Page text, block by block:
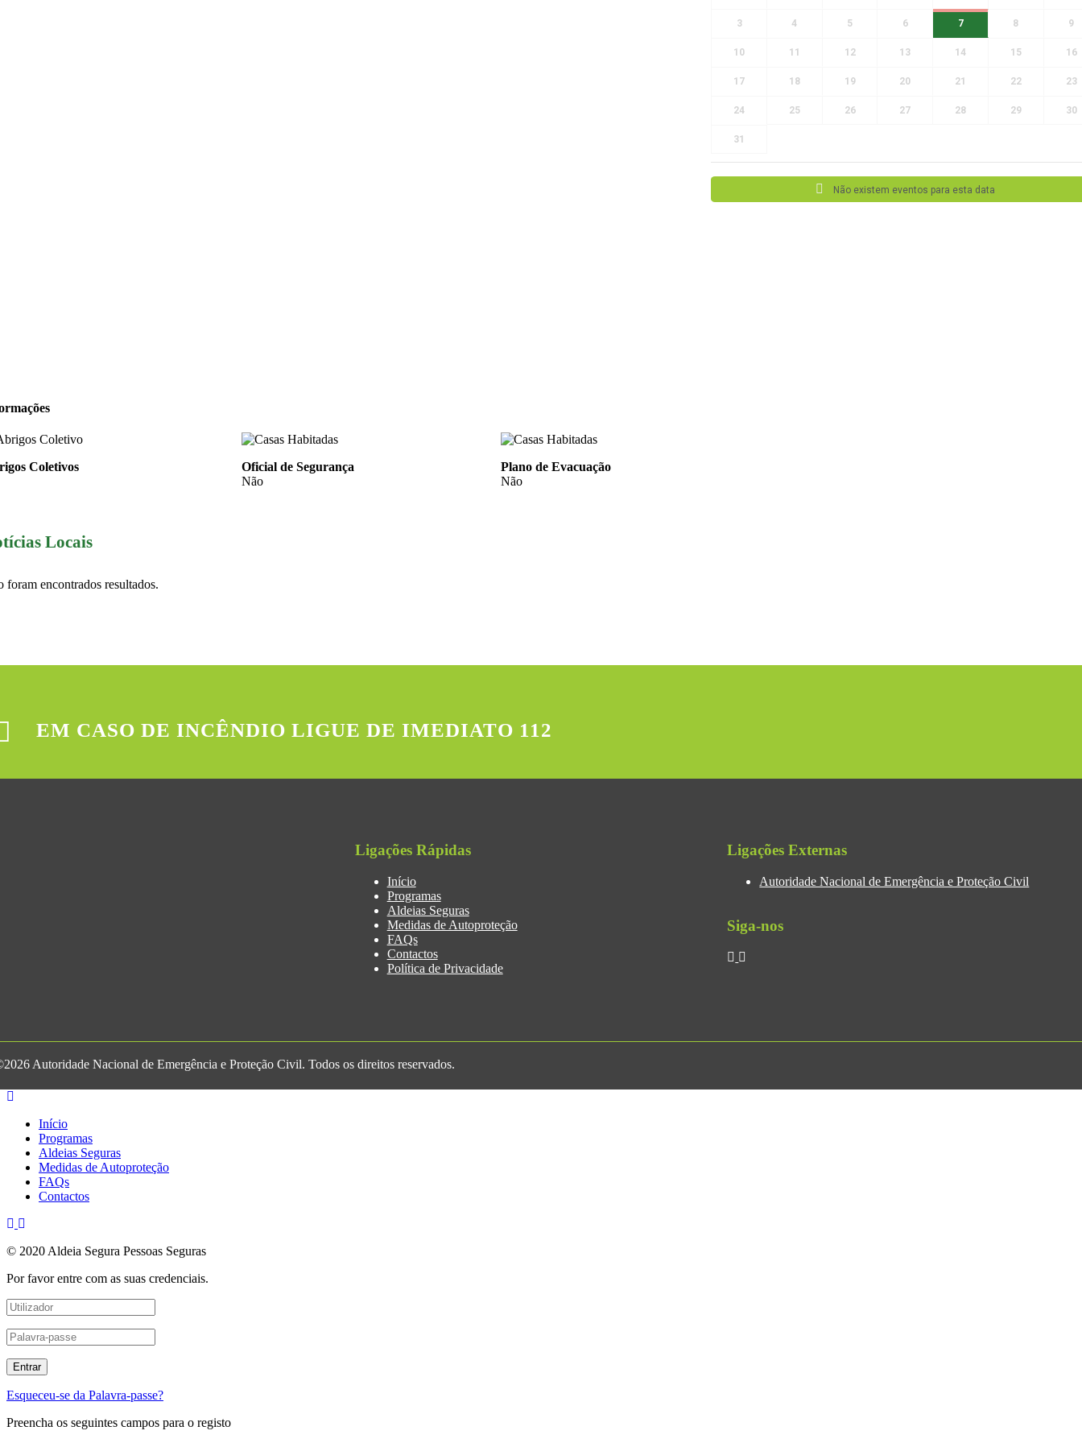
Coletivos
Oficial de Segurança
Não
Plano de Evacuação
Não
Locais
foram encontrados resultados.
3 4 5 6 7 8 9
10 11 12 13 14 15 16
17 18 19 20 21 22 23
24 25 26 27 28 29 30
31
Não existem eventos para esta data
EM CASO DE INCÊNDIO LIGUE DE IMEDIATO 112
Ligações Rápidas
Início
Programas
Aldeias Seguras
Medidas de Autoproteção
FAQs
Contactos
Política de Privacidade
Ligações Externas
Autoridade Nacional de Emergência e Proteção Civil
Siga-nos
Autoridade Nacional de Emergência e Proteção Civil. Todos os direitos reservados.
Início
Programas
Aldeias Seguras
Medidas de Autoproteção
FAQs
Contactos
© 2020 Aldeia Segura Pessoas Seguras
Por favor entre com as suas credenciais.
Esqueceu-se da Palavra-passe?
Preencha os seguintes campos para o registo